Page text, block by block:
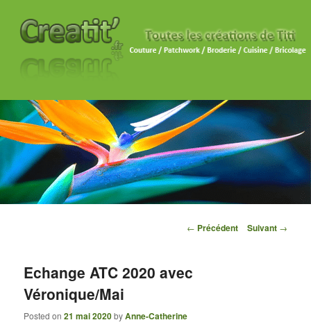
Navigation des articles
← Précédent Suivant →
Echange ATC 2020 avec
Véronique/Mai
Posted on21 mai 2020byAnne-Catherine